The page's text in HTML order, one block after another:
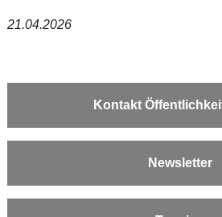
21.04.2026
Kontakt
Newsletter